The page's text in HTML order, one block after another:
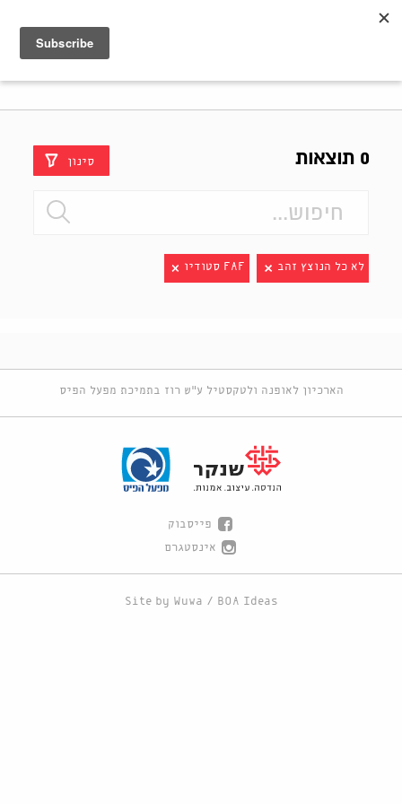
0 תוצאות סינון
לא כל הנוצץ זהב FAF סטודיו
הארכיון לאופנה ולטקסטיל ע"ש רוז בתמיכת מפעל הפיס
פייסבוק
אינסטגרם
Site by Wuwa / BOA Ideas